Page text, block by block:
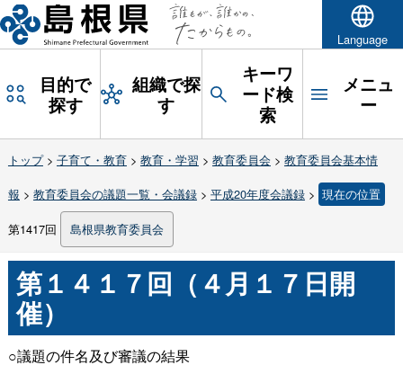
Language
目的で
探す
組織で探
す
キーワ
ード検
索
メニュ
ー
トップ> 子育て・教育> 教育・学習 > 教育委員会 > 教育委員会基本情
報 > 教育委員会の議題一覧・会議録> 平成20年度会議録> 現在の位置
第1417回 島根県教育委員会
第１４１７回（４月１７日開
催）
○議題の件名及び審議の結果